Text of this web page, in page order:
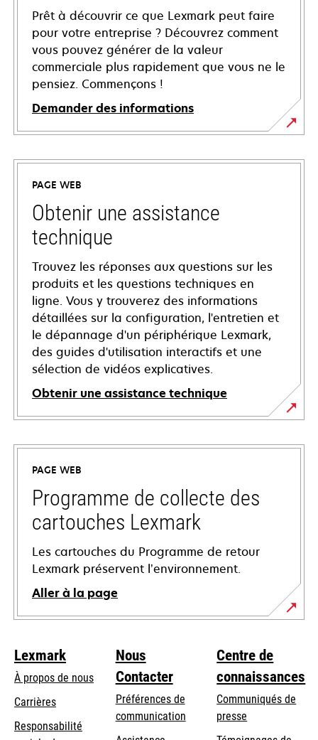
Prêt à découvrir ce que Lexmark peut faire
pour votre entreprise ? Découvrez comment
vous pouvez générer de la valeur
commerciale plus rapidement que vous ne le
pensiez. Commençons !
Demander des informations
PAGE WEB
Obtenir une assistance
technique
Trouvez les réponses aux questions sur les
produits et les questions techniques en
ligne. Vous y trouverez des informations
détaillées sur la configuration, l'entretien et
le dépannage d'un périphérique Lexmark,
des guides d'utilisation interactifs et une
sélection de vidéos explicatives.
Obtenir une assistance technique
s’ouvre
dans
nouvel
onglet
PAGE WEB
Programme de collecte des
cartouches Lexmark
Les cartouches du Programme de retour
Lexmark préservent l’environnement.
Aller à la page
Lexmark
À propos de nous
Carrières
s’ouvre
Responsabilité
Nous
Contacter
Préférences de
communication
Centre de
connaissances
Communiqués de
presse